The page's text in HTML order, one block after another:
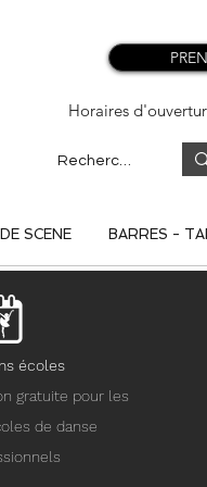
Horaires
SCENE BARRES -
écoles
gratuite pour les
de danse